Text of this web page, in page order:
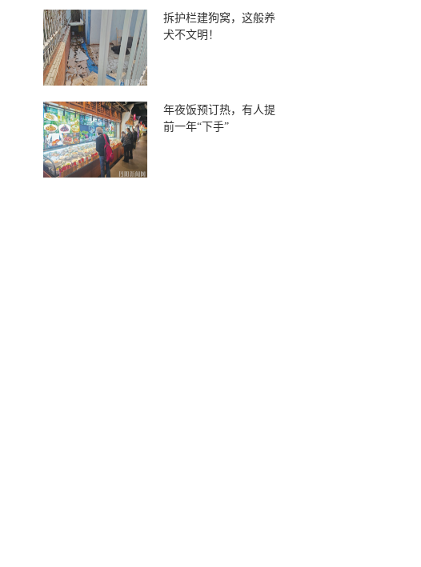
拆护栏建狗窝，这般养
犬不文明！
年夜饭预订热，有人提
前一年“下手”